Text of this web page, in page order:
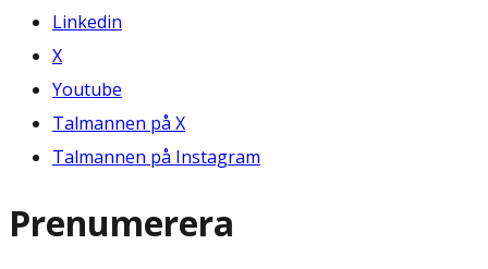
Linkedin
X
Youtube
Talmannen på X
Talmannen på Instagram
Prenumerera